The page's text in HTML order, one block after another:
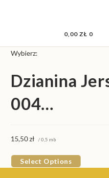
0,00 ZŁ 0
Wybierz:
Dzianina
004…
15,50zł / 0,5 mb
Select Options